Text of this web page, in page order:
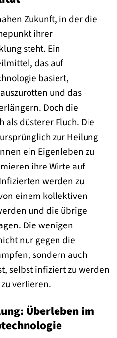
Zukunft, in der die
ihrer
steht. Ein
das auf
basiert,
und das
Doch die
düsterer Fluch. Die
zur Heilung
ein Eigenleben zu
ihre Wirte auf
werden zu
einem kollektiven
und die übrige
Die wenigen
nur gegen die
sondern auch
selbst infiziert zu werden
verlieren.
Überleben im